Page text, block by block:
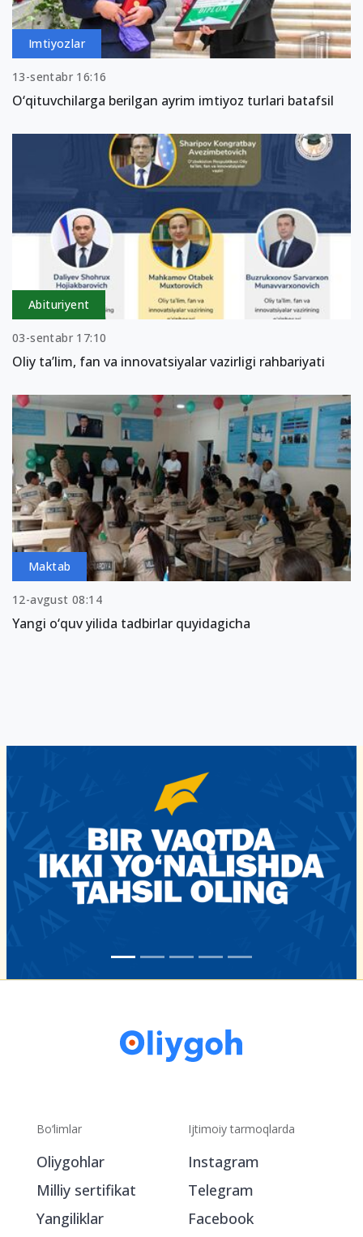
Imtiyozlar
13-sentabr 16:16
O‘qituvchilarga berilgan ayrim imtiyoz turlari batafsil
Abituriyent
03-sentabr 17:10
Oliy ta’lim, fan va innovatsiyalar vazirligi rahbariyati
Maktab
12-avgust 08:14
Yangi o‘quv yilida tadbirlar quyidagicha
Bo‘limlar
Oliygohlar
Milliy sertifikat
Yangiliklar
Ijtimoiy tarmoqlarda
Instagram
Telegram
Facebook